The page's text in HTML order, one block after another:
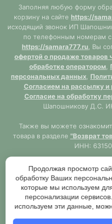
Заполняя любую форму
корзину на сайте https://
исходящий звонок ИП
по телефонным номерам с
https://samara777.ru, Вы
офертой о продаже товаров
обработке оператором,
персональных данных,
Согласием на рассылку и
Согласие на обработку
Шапошникову Д.С.
Также вы можете
товара в разделе "Возврат
ИНН:
https://samara777.ruне
ВСЯ информация размещена
Согласно правилам
оферта"публичная оферта
обязательном оформлении
Продолжая просмотр
обработку Ваших
которые мы используем
персонализации
используем эти данные,